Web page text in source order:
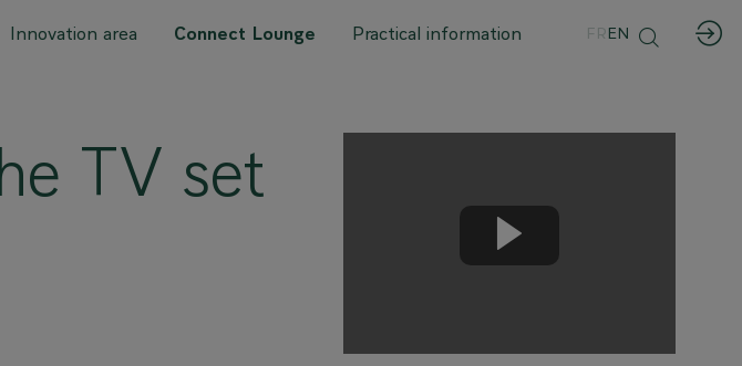
Innovation area Connect Lounge Practical information FREN
TV set